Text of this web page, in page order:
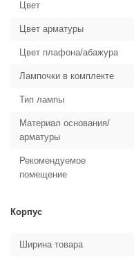
Цвет
Цвет арматуры
Цвет плафона/абажура
Лампочки в комплекте
Тип лампы
Материал основания/
арматуры
Рекомендуемое
помещение
Корпус
Ширина товара